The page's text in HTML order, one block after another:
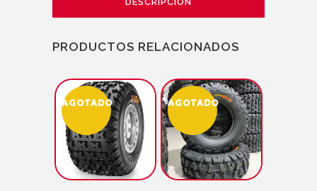
PRODUCTOS RELACIONADOS
AGOTADO AGOTADO